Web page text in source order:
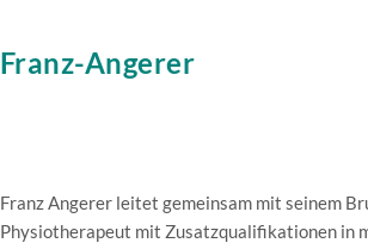
Franz-Angerer
Franz Angerer leitet gemeinsam mit seinem
Physiotherapeut mit Zusatzqualifikationen in